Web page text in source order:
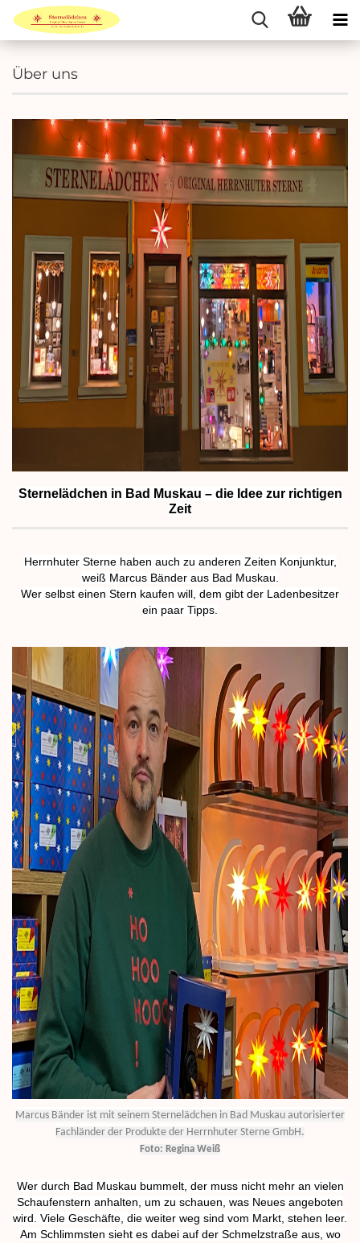
Über uns
Sternelädchen in Bad Muskau – die Idee zur richtigen
Zeit
Herrnhuter Sterne haben auch zu anderen Zeiten Konjunktur,
weiß Marcus Bänder aus Bad Muskau.
Wer selbst einen Stern kaufen will, dem gibt der Ladenbesitzer
ein paar Tipps.
Marcus Bänder ist mit seinem Sternelädchen in Bad Muskau autorisierter
Fachländer der Produkte der Herrnhuter Sterne GmbH.
Foto: Regina Weiß
Wer durch Bad Muskau bummelt, der muss nicht mehr an vielen
Schaufenstern anhalten, um zu schauen, was Neues angeboten
wird. Viele Geschäfte, die weiter weg sind vom Markt, stehen leer.
Am Schlimmsten sieht es dabei auf der Schmelzstraße aus, wo